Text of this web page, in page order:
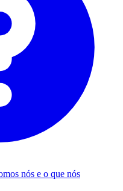
nós e o que nós